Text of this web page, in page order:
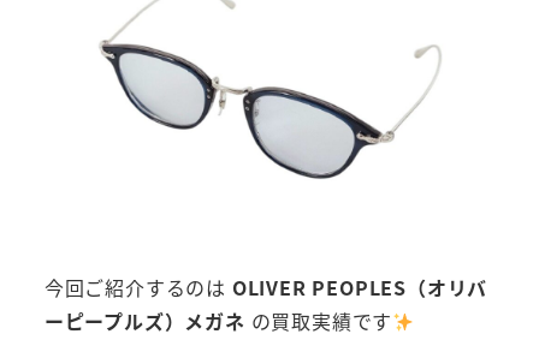
今回ご紹介するのは OLIVER PEOPLES（オリバ
ーピープルズ）メガネ の買取実績です